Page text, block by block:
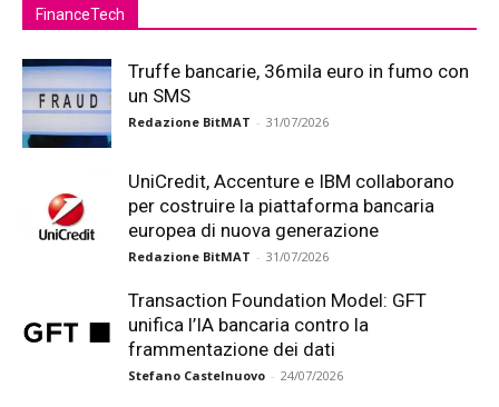
FinanceTech
Truffe bancarie, 36mila euro in fumo con
un SMS
Redazione BitMAT - 31/07/2026
UniCredit, Accenture e IBM collaborano
per costruire la piattaforma bancaria
europea di nuova generazione
Redazione BitMAT - 31/07/2026
Transaction Foundation Model: GFT
unifica l’IA bancaria contro la
frammentazione dei dati
Stefano Castelnuovo - 24/07/2026